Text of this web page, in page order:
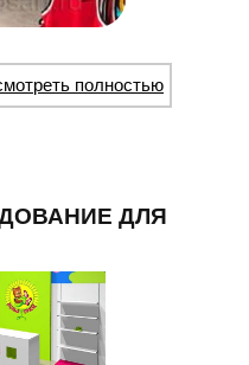
полностью
ДЛЯ